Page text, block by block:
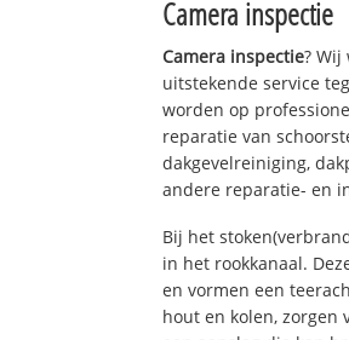
Camera inspectie
Camera inspectie?
uitstekende service
worden op
reparatie van
dakgevelreiniging,
andere reparatie- en
Bij het
in het rookkanaal.
en vormen een
hout en kolen, zorgen